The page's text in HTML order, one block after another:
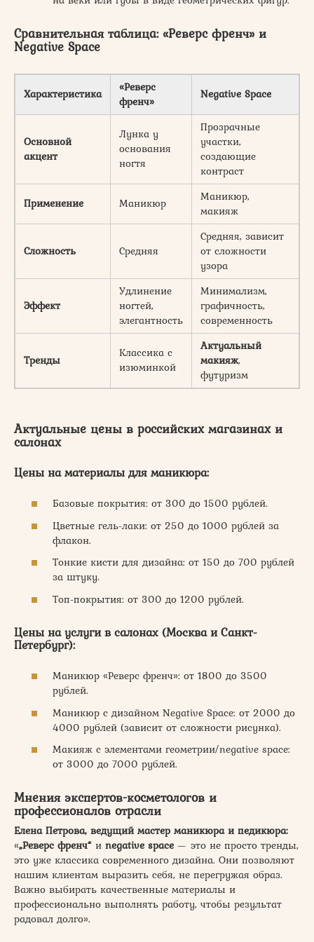
Сравнительная таблица: «Реверс френч» и
Negative Space
Характеристика
«Реверс
френч»
Negative Space
Основной
акцент
Лунка у
основания
ногтя
Прозрачные
участки,
создающие
контраст
Применение Маникюр
Маникюр,
макияж
Сложность Средняя
Средняя, зависит
от сложности
узора
Эффект
Удлинение
ногтей,
элегантность
Минимализм,
графичность,
современность
Тренды
Классика с
изюминкой
Актуальный
макияж,
футуризм
Актуальные цены в российских магазинах и
салонах
Цены на материалы для маникюра:
Базовые покрытия: от 300 до 1500 рублей.
Цветные гель-лаки: от 250 до 1000 рублей за
флакон.
Тонкие кисти для дизайна: от 150 до 700 рублей
за штуку.
Топ-покрытия: от 300 до 1200 рублей.
Цены на услуги в салонах (Москва и Санкт-
Петербург):
Маникюр «Реверс френч»: от 1800 до 3500
рублей.
Маникюр с дизайном Negative Space: от 2000 до
4000 рублей (зависит от сложности рисунка).
Макияж с элементами геометрии/negative space:
от 3000 до 7000 рублей.
Мнения экспертов-косметологов и
профессионалов отрасли
Елена Петрова, ведущий мастер маникюра и педикюра:
«„Реверс френч“ и negative space — это не просто тренды,
это уже классика современного дизайна. Они позволяют
нашим клиентам выразить себя, не перегружая образ.
Важно выбирать качественные материалы и
профессионально выполнять работу, чтобы результат
радовал долго».